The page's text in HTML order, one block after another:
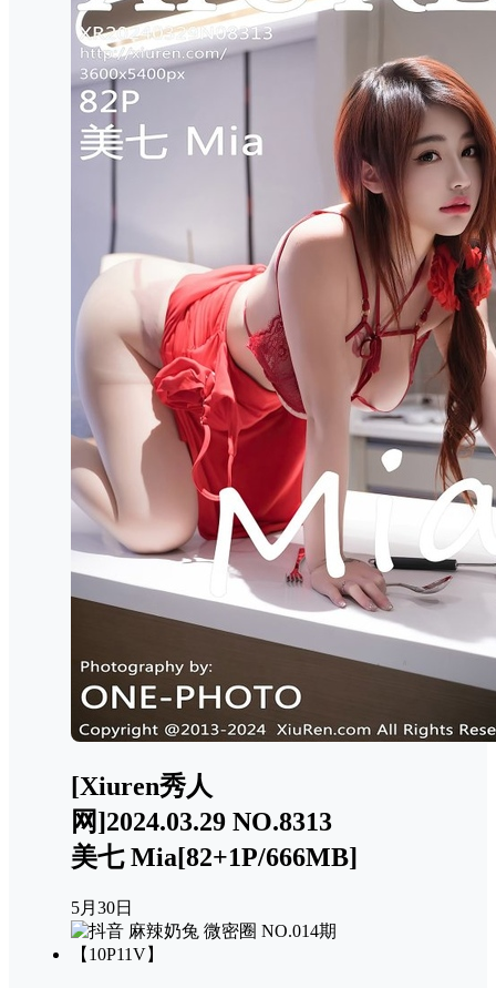
[Xiuren秀人
网]2024.03.29 NO.8313
美七 Mia[82+1P/666MB]
5月30日